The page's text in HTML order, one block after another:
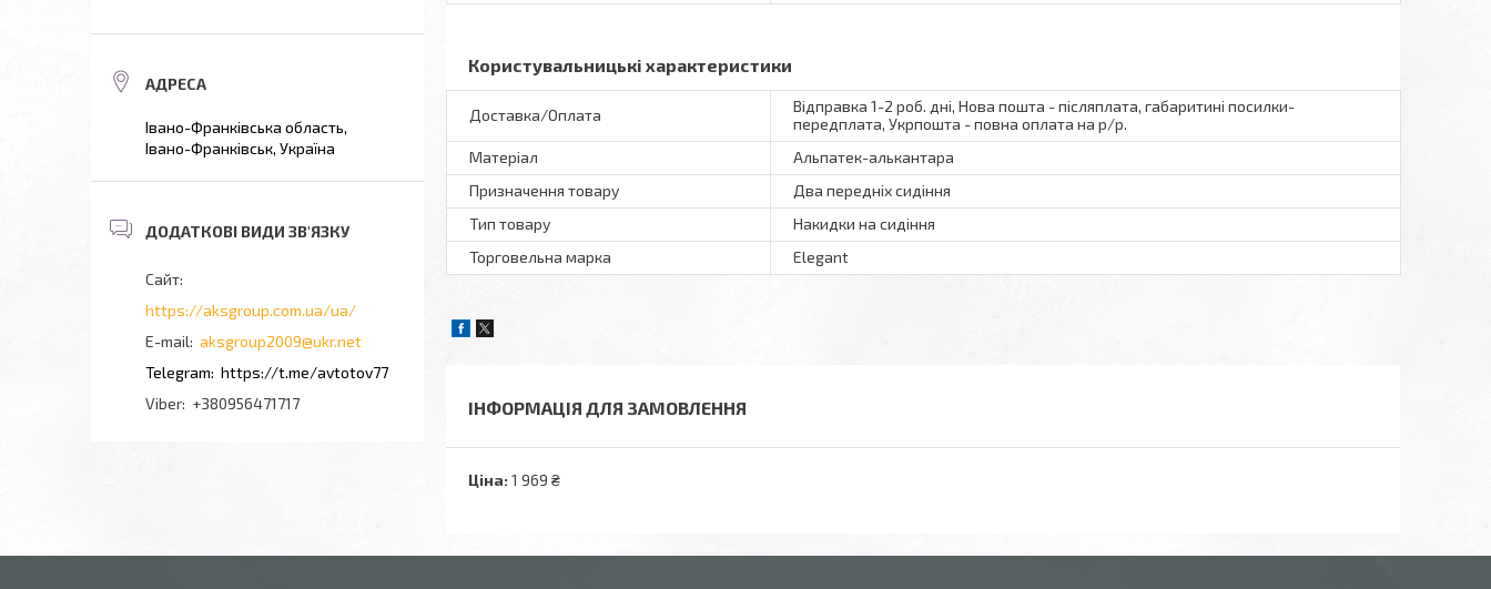
Користувальницькі характеристики
Доставка/Оплата
Відправка 1-2 роб. дні, Нова пошта - післяплата, габаритині посилки-
передплата, Укрпошта - повна оплата на р/р.
Матеріал
Альпатек-алькантара
Призначення товару
Два передніх сидіння
Тип товару
Накидки на сидіння
Торговельна марка
Elegant
ІНФОРМАЦІЯ ДЛЯ ЗАМОВЛЕННЯ
Ціна: 1 969 ₴
Івано-Франківська область,
Івано-Франківськ, Україна
https://aksgroup.com.ua/ua/
aksgroup2009@ukr.net
https://t.me/avtotov77
+380956471717